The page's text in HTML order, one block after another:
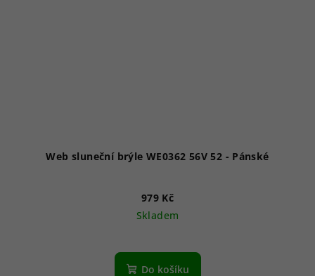
Web sluneční brýle WE0362 56V 52 - Pánské
979 Kč
Skladem
Do košíku